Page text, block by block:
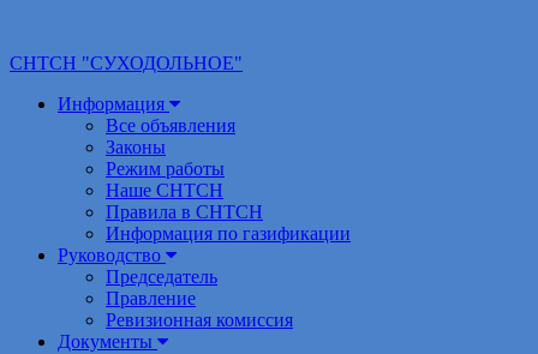
СНТСН "СУХОДОЛЬНОЕ"
Информация
Все объявления
Законы
Режим работы
Наше СНТСН
Правила в СНТСН
Информация по газификации
Руководство
Председатель
Правление
Ревизионная комиссия
Документы